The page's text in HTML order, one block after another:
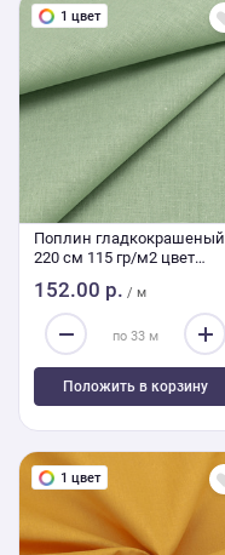
1 цвет
Поплин гладкокрашеный
220 см 115 гр/м2 цвет
152.00 р. / м
Положить в корзину
1 цвет